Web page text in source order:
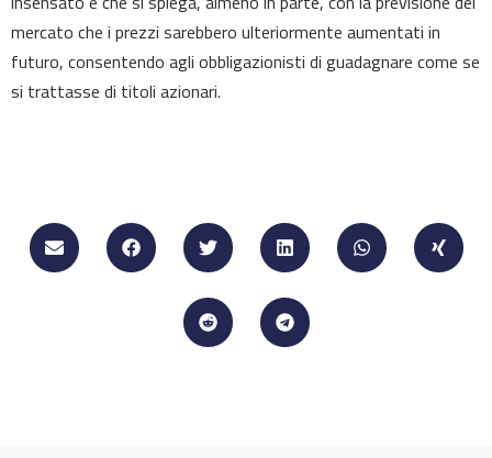
mercato che i prezzi sarebbero ulteriormente aumentati in
futuro, consentendo agli obbligazionisti di guadagnare come se
si trattasse di titoli azionari.